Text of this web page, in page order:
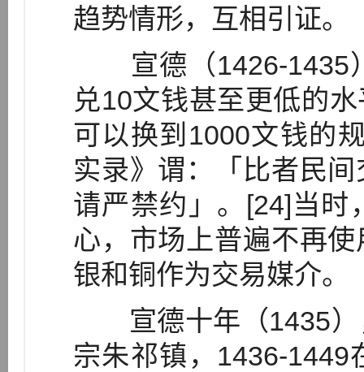
趋势情形，互相引证。
宣德（1426-1435
兑10文钱甚至更低的
可以换到1000文钱的
实录》谓：「比者民
请严禁约」。[24]当时
心，市场上普遍不再
银和铜作为交易媒介。
宣德十年（1435）
宗朱祁镇，1436-